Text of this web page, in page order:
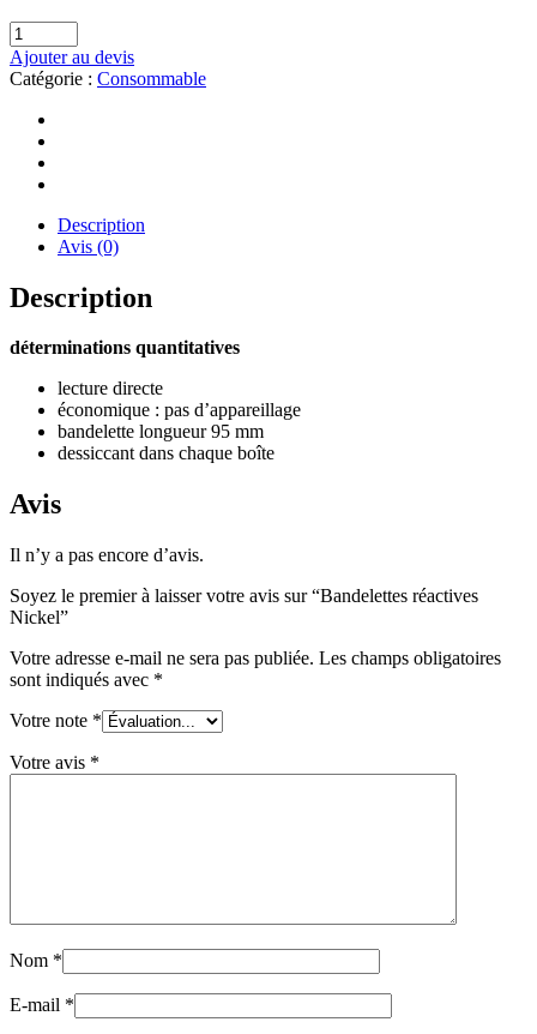
Ajouter au devis
Catégorie : Consommable
Description
Avis (0)
Description
déterminations quantitatives
lecture directe
économique : pas d’appareillage
bandelette longueur 95 mm
dessiccant dans chaque boîte
Avis
Il n’y a pas encore d’avis.
Soyez le premier à laisser votre avis sur “Bandelettes réactives
Nickel”
Votre adresse e-mail ne sera pas publiée. Les champs obligatoires
sont indiqués avec *
Votre note *
Votre avis *
Nom *
E-mail *